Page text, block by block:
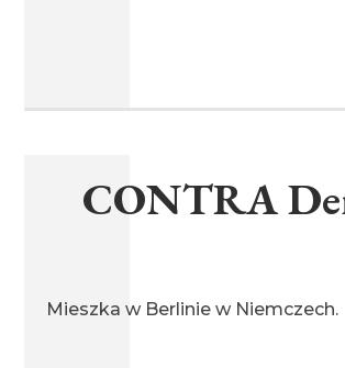
Mieszka w Berlinie w Niemczech.
CONTRA